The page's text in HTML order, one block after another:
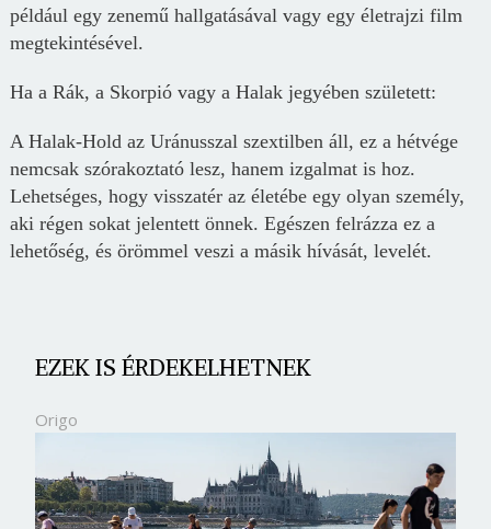
például egy zenemű hallgatásával vagy egy életrajzi film
megtekintésével.
Ha a Rák, a Skorpió vagy a Halak jegyében született:
A Halak-Hold az Uránusszal szextilben áll, ez a hétvége
nemcsak szórakoztató lesz, hanem izgalmat is hoz.
Lehetséges, hogy visszatér az életébe egy olyan személy,
aki régen sokat jelentett önnek. Egészen felrázza ez a
lehetőség, és örömmel veszi a másik hívását, levelét.
EZEK IS ÉRDEKELHETNEK
Origo